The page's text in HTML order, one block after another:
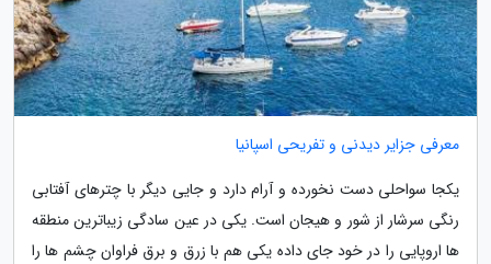
معرفی جزایر دیدنی و تفریحی اسپانیا
یکجا سواحلی دست نخورده و آرام دارد و جایی دیگر با چترهای آفتابی
رنگی سرشار از شور و هیجان است. یکی در عین سادگی زیباترین منطقه
ها اروپایی را در خود جای داده یکی هم با زرق و برق فراوان چشم ها را